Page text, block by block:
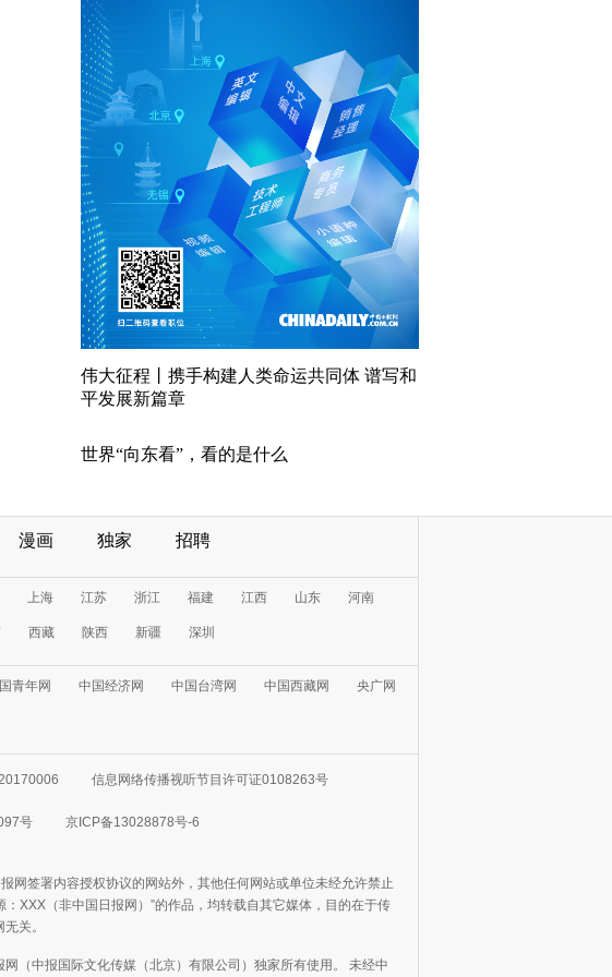
伟大征程丨携手构建人类命运共同体 谱写和
平发展新篇章
世界“向东看”，看的是什么
漫画 独家 招聘
上海 江苏 浙江 福建 江西 山东 河南
西藏 陕西 新疆 深圳
青年网 中国经济网 中国台湾网 中国西藏网 央广网
信息网络传播视听节目许可证0108263号
号 京ICP备13028878号-6
网签署内容授权协议的网站外，其他任何网站或单位未经允许禁止
XXX（非中国日报网）”的作品，均转载自其它媒体，目的在于传
关。
（中报国际文化传媒（北京）有限公司）独家所有使用。 未经中